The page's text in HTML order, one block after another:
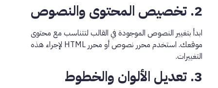
2. تخصيص المحتوى والنصوص
ابدأ بتغيير النصوص الموجودة في القالب لتتناسب مع محتوى
موقعك. استخدم محرر نصوص أو محرر HTML لإجراء هذه
التغييرات.
3. تعديل الألوان والخطوط